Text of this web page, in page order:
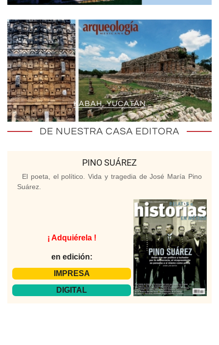
KABAH, YUCATÁN
DE NUESTRA CASA EDITORA
PINO SUÁREZ
El poeta, el político. Vida y tragedia de José María Pino
Suárez.
¡ Adquiérela !
en edición:
IMPRESA
DIGITAL